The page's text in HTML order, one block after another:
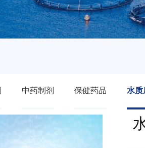
中药制剂 保健药品 水质